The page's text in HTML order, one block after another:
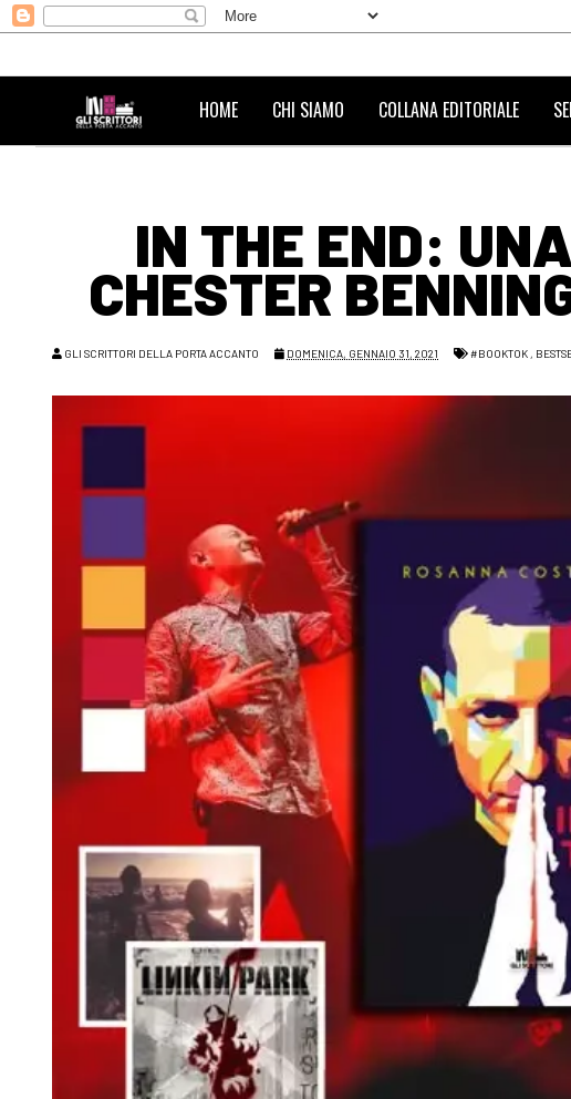
HOME CHI SIAMO COLLANA EDITORIALE
IN THE END:
CHESTER
GLI SCRITTORI DELLA PORTA ACCANTO DOMENICA, GENNAIO 31, 2021 #BOOKTOK ,